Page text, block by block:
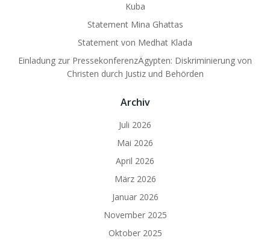
Kuba
Statement Mina Ghattas
Statement von Medhat Klada
Einladung zur PressekonferenzÄgypten: Diskriminierung von
Christen durch Justiz und Behörden
Archiv
Juli 2026
Mai 2026
April 2026
März 2026
Januar 2026
November 2025
Oktober 2025